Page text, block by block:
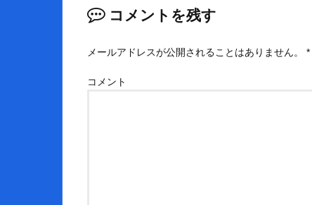
コメントを残す
メールアドレスが公開されることはありません。 *
コメント